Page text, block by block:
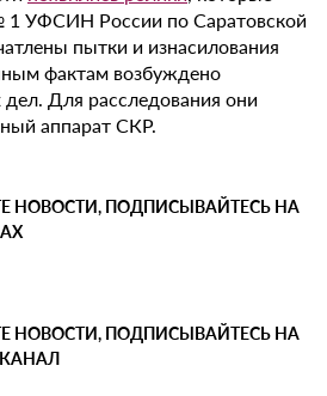
УФСИН России по Саратовской
пытки и изнасилования
фактам возбуждено
Для расследования они
аппарат СКР.
НОВОСТИ, ПОДПИСЫВАЙТЕСЬ НА
НОВОСТИ, ПОДПИСЫВАЙТЕСЬ НА